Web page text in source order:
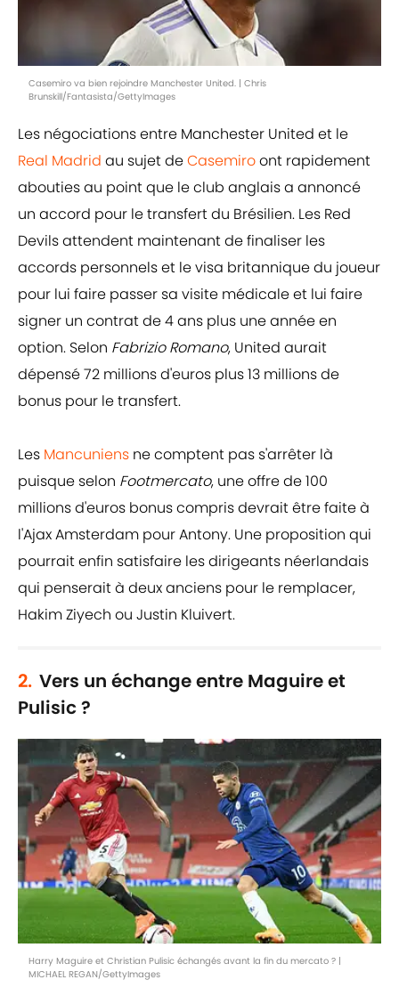
Casemiro va bien rejoindre Manchester United. | Chris
Brunskill/Fantasista/GettyImages
Les négociations entre Manchester United et le
Real Madrid au sujet deCasemiroont rapidement
abouties au point que le club anglais a annoncé
un accord pour le transfert du Brésilien. Les Red
Devils attendent maintenant de finaliser les
accords personnels et le visa britannique du joueur
pour lui faire passer sa visite médicale et lui faire
signer un contrat de 4 ans plus une année en
option. Selon Fabrizio Romano, United aurait
dépensé 72 millions d'euros plus 13 millions de
bonus pour le transfert.
Les Mancuniens ne comptent pas s'arrêter là
puisque selon Footmercato, une offre de 100
millions d'euros bonus compris devrait être faite à
l'Ajax Amsterdam pour Antony. Une proposition qui
pourrait enfin satisfaire les dirigeants néerlandais
qui penserait à deux anciens pour le remplacer,
Hakim Ziyech ou Justin Kluivert.
2. Vers un échange entre Maguire et
Pulisic ?
Harry Maguire et Christian Pulisic échangés avant la fin du mercato ? |
MICHAEL REGAN/GettyImages